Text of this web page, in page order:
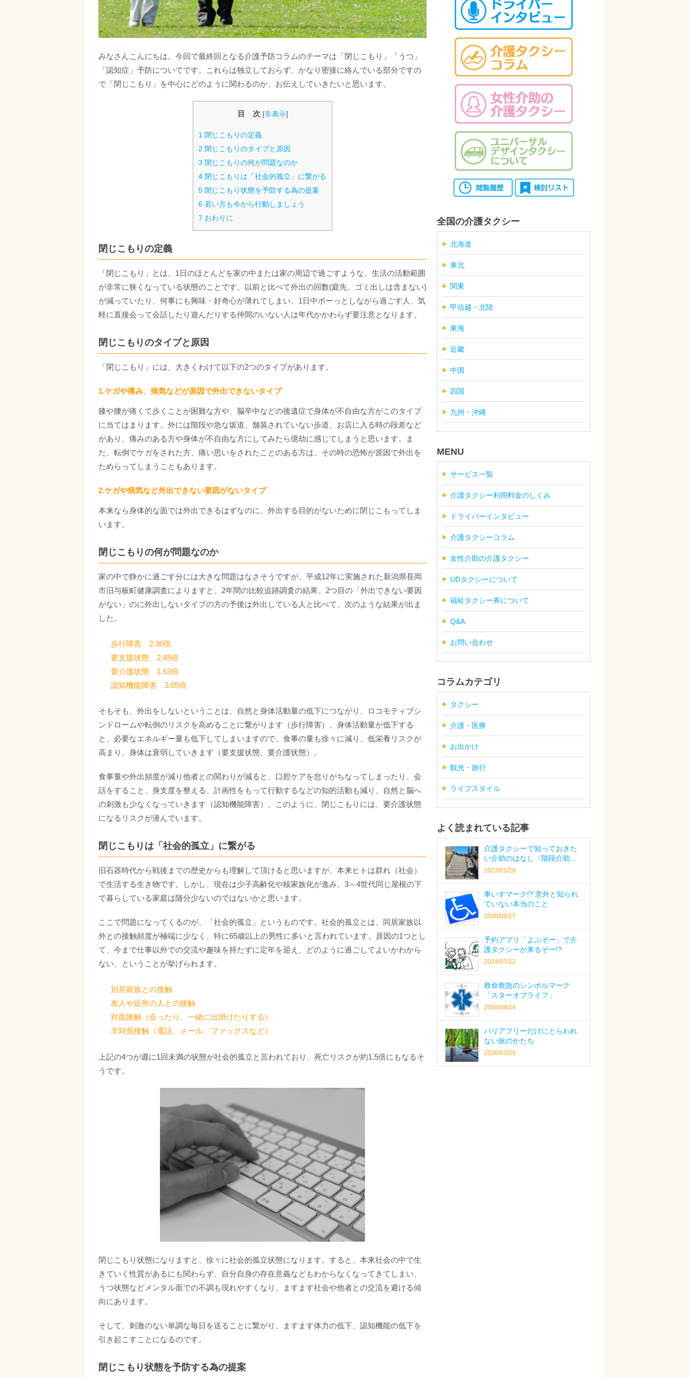
みなさんこんにちは。今回で最終回となる介護予防コラムのテーマは「閉じこもり」「うつ」
「認知症」予防についてです。これらは独立しておらず、かなり密接に絡んでいる部分ですの
で「閉じこもり」を中心にどのように関わるのか、お伝えしていきたいと思います。
目 次 [非表示]
1 閉じこもりの定義
2 閉じこもりのタイプと原因
3 閉じこもりの何が問題なのか
4 閉じこもりは「社会的孤立」に繋がる
5 閉じこもり状態を予防する為の提案
6 若い方も今から行動しましょう
7 おわりに
閉じこもりの定義
「閉じこもり」とは、1日のほとんどを家の中または家の周辺で過ごすような、生活の活動範囲
が非常に狭くなっている状態のことです。以前と比べて外出の回数(庭先、ゴミ出しは含まない)
が減っていたり、何事にも興味・好奇心が薄れてしまい、1日中ボーっとしながら過ごす人、気
軽に直接会って会話したり遊んだりする仲間のいない人は年代かかわらず要注意となります。
閉じこもりのタイプと原因
「閉じこもり」には、大きくわけて以下の2つのタイプがあります。
1.ケガや痛み、病気などが原因で外出できないタイプ
膝や腰が痛くて歩くことが困難な方や、脳卒中などの後遺症で身体が不自由な方がこのタイプ
に当てはまります。外には階段や急な坂道、舗装されていない歩道、お店に入る時の段差など
があり、痛みのある方や身体が不自由な方にしてみたら億劫に感じてしまうと思います。ま
た、転倒でケガをされた方、痛い思いをされたことのある方は、その時の恐怖が原因で外出を
ためらってしまうこともあります。
2.ケガや病気など外出できない要因がないタイプ
本来なら身体的な面では外出できるはずなのに、外出する目的がないために閉じこもってしま
います。
閉じこもりの何が問題なのか
家の中で静かに過ごす分には大きな問題はなさそうですが、平成12年に実施された新潟県長岡
市旧与板町健康調査によりますと、2年間の比較追跡調査の結果、2つ目の「外出できない要因
がない」のに外出しないタイプの方の予後は外出している人と比べて、次のような結果が出ま
した。
歩行障害 2.30倍
要支援状態 2.85倍
要介護状態 1.63倍
認知機能障害 3.05倍
そもそも、外出をしないということは、自然と身体活動量の低下につながり、ロコモティブシ
ンドロームや転倒のリスクを高めることに繋がります（歩行障害）。身体活動量が低下する
と、必要なエネルギー量も低下してしまいますので、食事の量も徐々に減り、低栄養リスクが
高まり、身体は衰弱していきます（要支援状態、要介護状態）。
食事量や外出頻度が減り他者との関わりが減ると、口腔ケアを怠りがちなってしまったり、会
話をすること、身支度を整える、計画性をもって行動するなどの知的活動も減り、自然と脳へ
の刺激も少なくなっていきます（認知機能障害）。このように、閉じこもりには、要介護状態
になるリスクが潜んでいます。
閉じこもりは「社会的孤立」に繋がる
旧石器時代から戦後までの歴史からも理解して頂けると思いますが、本来ヒトは群れ（社会）
で生活する生き物です。しかし、現在は少子高齢化や核家族化が進み、3～4世代同じ屋根の下
で暮らしている家庭は随分少ないのではないかと思います。
ここで問題になってくるのが、「社会的孤立」というものです。社会的孤立とは、同居家族以
外との接触頻度が極端に少なく、特に65歳以上の男性に多いと言われています。原因の1つとし
て、今まで仕事以外での交流や趣味を持たずに定年を迎え、どのように過ごしてよいかわから
ない、ということが挙げられます。
別居親族との接触
友人や近所の人との接触
対面接触（会ったり、一緒に出掛けたりする）
非対面接触（電話、メール、ファックスなど）
上記の4つが週に1回未満の状態が社会的孤立と言われており、死亡リスクが約1.5倍にもなるそ
うです。
閉じこもり状態になりますと、徐々に社会的孤立状態になります。すると、本来社会の中で生
きていく性質があるにも関わらず、自分自身の存在意義などもわからなくなってきてしまい、
うつ状態などメンタル面での不調も現れやすくなり、ますます社会や他者との交流を避ける傾
向にあります。
そして、刺激のない単調な毎日を送ることに繋がり、ますます体力の低下、認知機能の低下を
引き起こすことになるのです。
閉じこもり状態を予防する為の提案
全国の介護タクシー
北海道
東北
関東
甲信越・北陸
東海
近畿
中国
四国
九州・沖縄
MENU
サービス一覧
介護タクシー利用料金のしくみ
ドライバーインタビュー
介護タクシーコラム
女性介助の介護タクシー
UDタクシーについて
福祉タクシー券について
Q&A
お問い合わせ
コラムカテゴリ
タクシー
介護・医療
お出かけ
観光・旅行
ライフスタイル
よく読まれている記事
介護タクシーで知っておきた
い介助のはなし〈階段介助...
2023/01/28
車いすマーク!? 意外と知られ
ていない本当のこと
2020/09/17
予約アプリ「よぶぞー」で介
護タクシーが来るぞー!?
2024/07/12
救命救急のシンボルマーク
「スターオブライフ」
2018/09/14
バリアフリーだけにとらわれ
ない旅のかたち
2026/07/29